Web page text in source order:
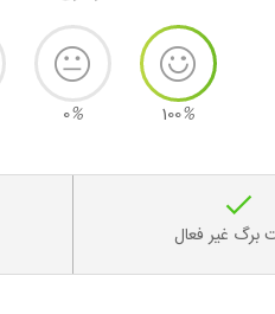
100%
0%